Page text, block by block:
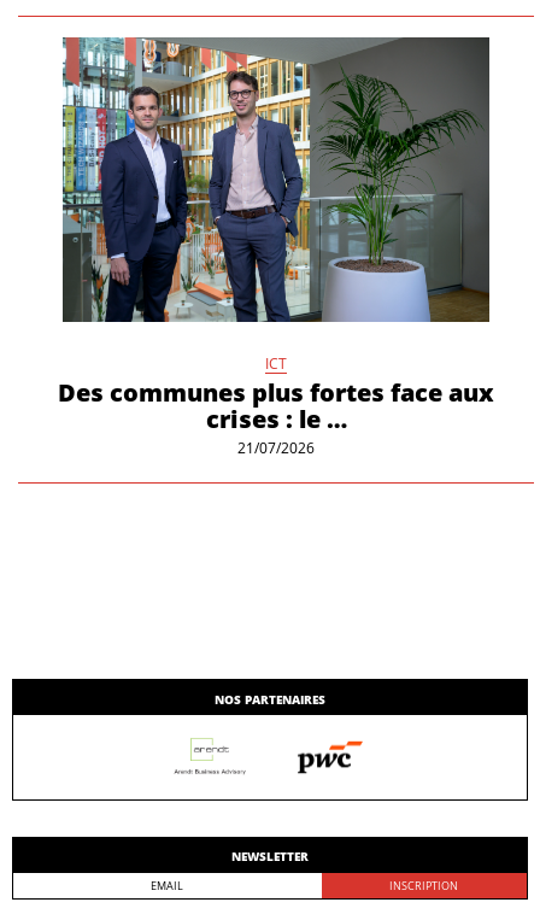
ICT
Des communes plus fortes face aux
crises : le …
21/07/2026
NOS PARTENAIRES
NEWSLETTER